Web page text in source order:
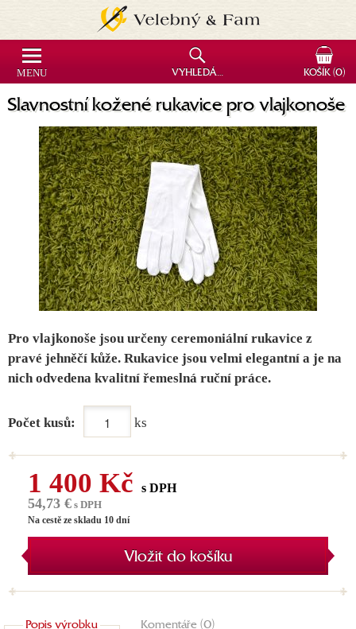
Slavnostní kožené rukavice pro vlajkonoše
Pro vlajkonoše jsou určeny ceremoniální rukavice z
pravé jehněčí kůže. Rukavice jsou velmi elegantní a je na
nich odvedena kvalitní řemeslná ruční práce.
Počet kusů: ks
1 400 Kč s DPH
54,73 € s DPH
Na cestě ze skladu 10 dní
Vložit do košíku
Popis výrobku Komentáře (0)
MENU VYHLEDÁVÁNÍ KOŠÍK(0)